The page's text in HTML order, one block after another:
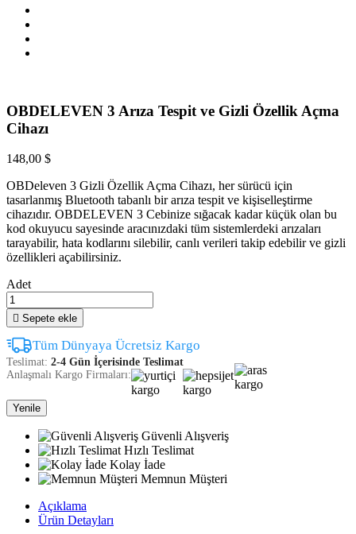
OBDELEVEN 3 Arıza Tespit ve Gizli Özellik Açma
Cihazı
148,00 $
OBDeleven 3 Gizli Özellik Açma Cihazı, her sürücü için
tasarlanmış Bluetooth tabanlı bir arıza tespit ve kişiselleştirme
cihazıdır. OBDELEVEN 3 Cebinize sığacak kadar küçük olan bu
kod okuyucu sayesinde aracınızdaki tüm sistemlerdeki arızaları
tarayabilir, hata kodlarını silebilir, canlı verileri takip edebilir ve gizli
özellikleri açabilirsiniz.
Adet
 Sepete ekle
Tüm Dünyaya Ücretsiz Kargo
Teslimat: 2-4 Gün İçerisinde Teslimat
Anlaşmalı Kargo Firmaları:
Güvenli Alışveriş
Hızlı Teslimat
Kolay İade
Memnun Müşteri
Açıklama
Ürün Detayları